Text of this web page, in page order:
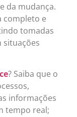
da mudança.
completo e
tomadas
situações
? Saiba que o
informações
tempo real;